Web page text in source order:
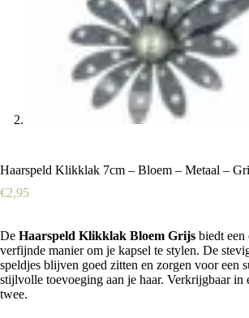
Haarspeld Klikklak 7cm – Bloem – Metaal –
€2,95
De Haarspeld Klikklak Bloem Grijs biedt een
verfijnde manier om je kapsel te stylen. De
speldjes blijven goed zitten en zorgen voor een
stijlvolle toevoeging aan je haar. Verkrijgbaar in
twee.